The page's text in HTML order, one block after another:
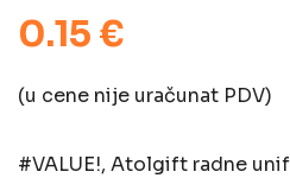
0.15 €
(u cene nije uračunat PDV)
#VALUE!, Atolgift radne